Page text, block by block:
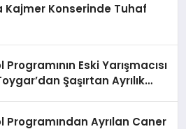
Kajmer Konserinde Tuhaf
Programının Eski Yarışmacısı
Şaşırtan Ayrılık
Programından Ayrılan Caner